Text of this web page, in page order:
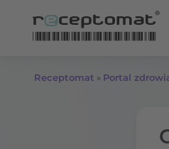
Receptomat » Portal